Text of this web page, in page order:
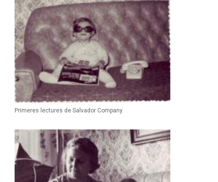
Primeres lectures de Salvador Company.